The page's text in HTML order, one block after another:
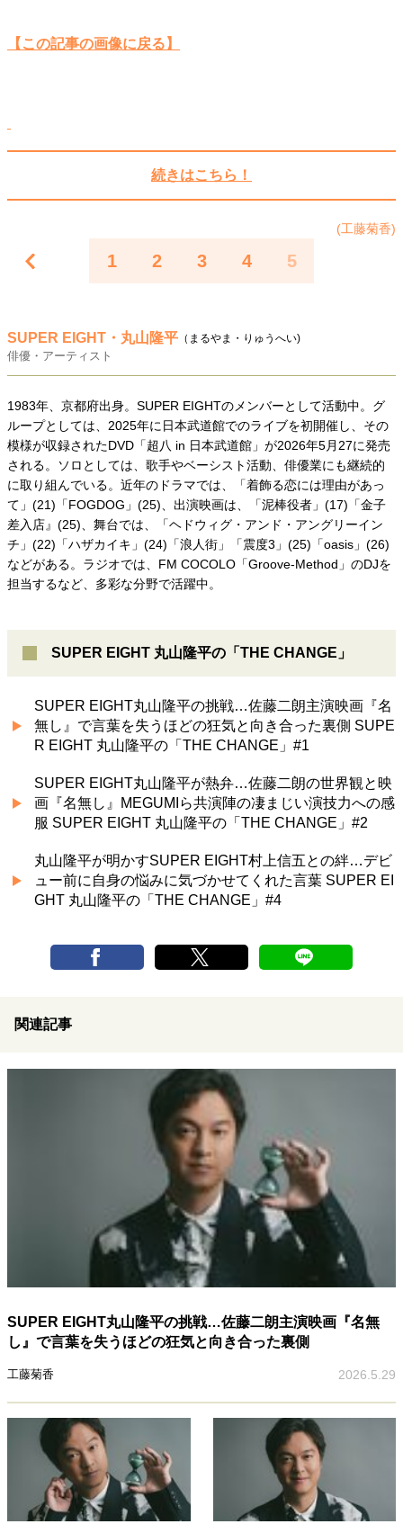
【この記事の画像に戻る】
続きはこちら！
(工藤菊香)
1 2 3 4 5
SUPER EIGHT・丸山隆平 （まるやま・りゅうへい)
俳優・アーティスト
1983年、京都府出身。SUPER EIGHTのメンバーとして活動中。グ
ループとしては、2025年に日本武道館でのライブを初開催し、その
模様が収録されたDVD「超八 in 日本武道館」が2026年5月27に発売
される。ソロとしては、歌手やベーシスト活動、俳優業にも継続的
に取り組んでいる。近年のドラマでは、「着飾る恋には理由があっ
て」(21)「FOGDOG」(25)、出演映画は、「泥棒役者」(17)「金子
差入店』(25)、舞台では、「ヘドウィグ・アンド・アングリーイン
チ」(22)「ハザカイキ」(24)「浪人街」「震度3」(25)「oasis」(26)
などがある。ラジオでは、FM COCOLO「Groove-Method」のDJを
担当するなど、多彩な分野で活躍中。
SUPER EIGHT 丸山隆平の「THE CHANGE」
SUPER EIGHT丸山隆平の挑戦…佐藤二朗主演映画『名
無し』で言葉を失うほどの狂気と向き合った裏側 SUPE
R EIGHT 丸山隆平の「THE CHANGE」#1
SUPER EIGHT丸山隆平が熱弁…佐藤二朗の世界観と映
画『名無し』MEGUMIら共演陣の凄まじい演技力への感
服 SUPER EIGHT 丸山隆平の「THE CHANGE」#2
丸山隆平が明かすSUPER EIGHT村上信五との絆…デビ
ュー前に自身の悩みに気づかせてくれた言葉 SUPER EI
GHT 丸山隆平の「THE CHANGE」#4
関連記事
SUPER EIGHT丸山隆平の挑戦…佐藤二朗主演映画『名無
し』で言葉を失うほどの狂気と向き合った裏側
工藤菊香 2026.5.29